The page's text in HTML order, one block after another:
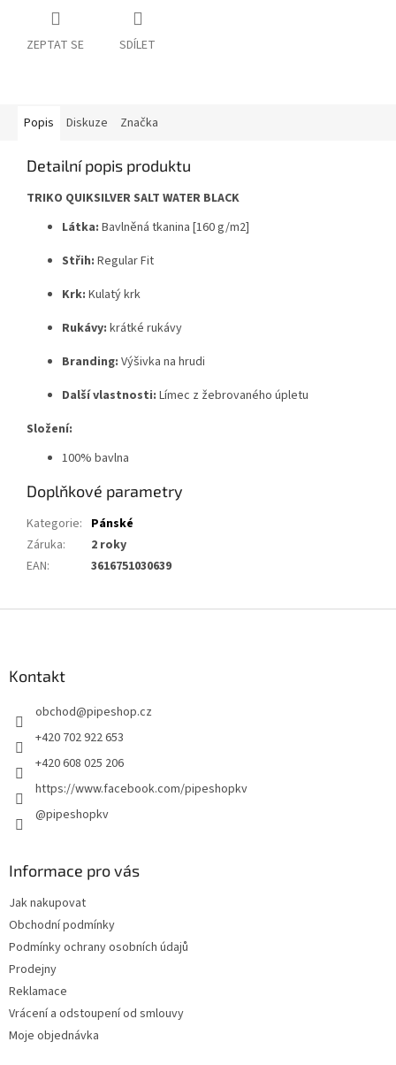
ZEPTAT SE SDÍLET
Popis Diskuze Značka
Detailní popis produktu
TRIKO QUIKSILVER SALT WATER BLACK
Látka: Bavlněná tkanina [160 g/m2]
Střih: Regular Fit
Krk: Kulatý krk
Rukávy: krátké rukávy
Branding: Výšivka na hrudi
Další vlastnosti: Límec z žebrovaného úpletu
Složení:
100% bavlna
Doplňkové parametry
Kategorie: Pánské
Záruka:
2 roky
EAN: 3616751030639
Kontakt
obchod@pipeshop.cz
+420 702 922 653
+420 608 025 206
https://www.facebook.com/pipeshopkv
@pipeshopkv
Informace pro vás
Jak nakupovat
Obchodní podmínky
Podmínky ochrany osobních údajů
Prodejny
Reklamace
Vrácení a odstoupení od smlouvy
Moje objednávka